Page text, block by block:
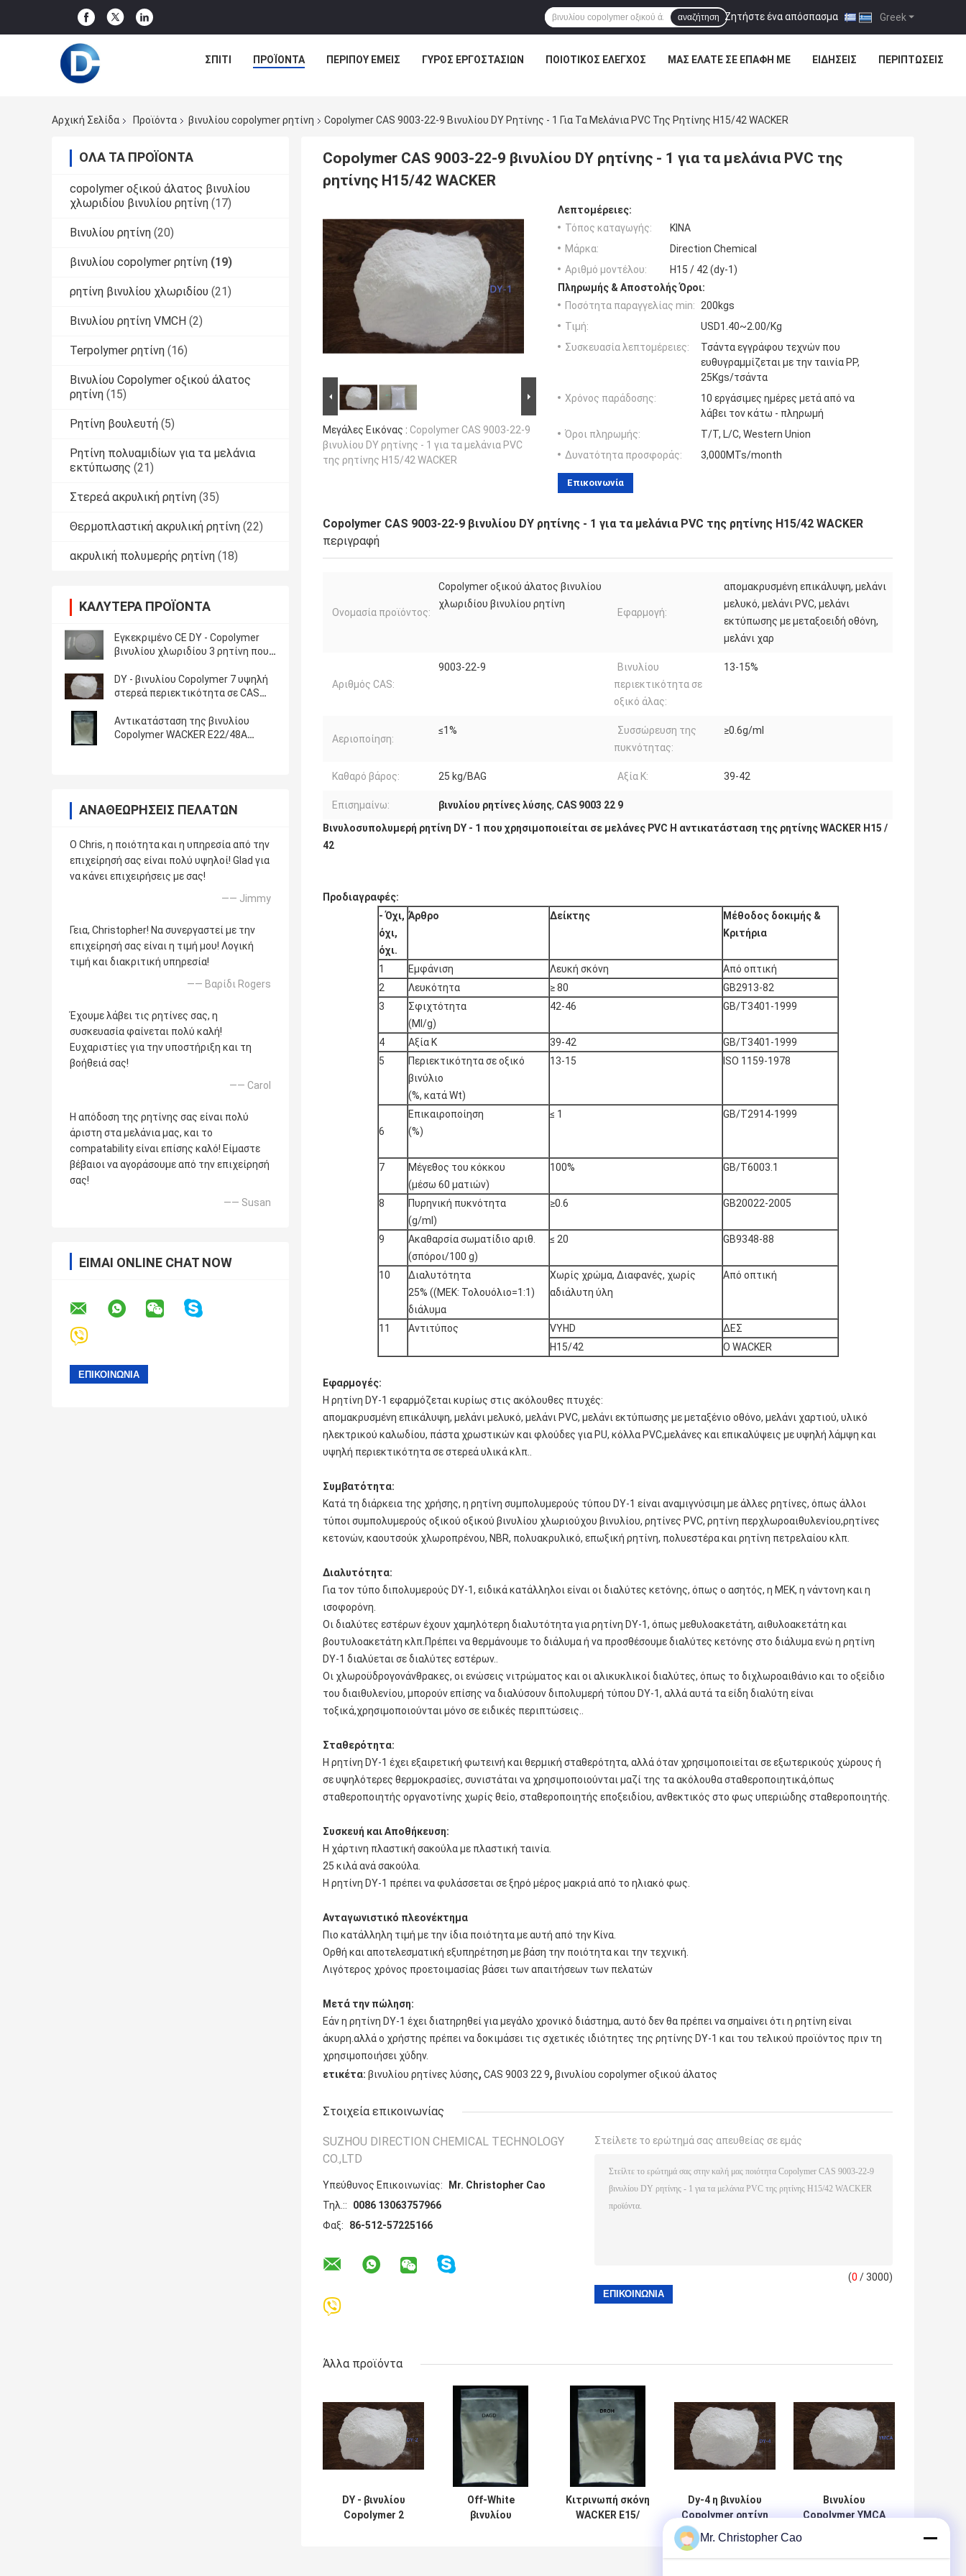
Greek
Ζητήστε ένα απόσπασμα |
αναζήτηση
ΣΠΊΤΙ ΠΡΟΪΌΝΤΑ ΠΕΡΊΠΟΥ ΕΜΕΊΣ ΓΎΡΟΣ ΕΡΓΟΣΤΑΣΊΩΝ ΠΟΙΟΤΙΚΌΣ ΈΛΕΓΧΟΣ ΜΑΣ ΕΛΆΤΕ ΣΕ ΕΠΑΦΉ ΜΕ ΕΙΔΉΣΕΙΣ ΠΕΡΙΠΤΏΣΕΙΣ
Αρχική Σελίδα Προϊόντα βινυλίου copolymer ρητίνη Copolymer CAS 9003-22-9 Βινυλίου DY Ρητίνης - 1 Για Τα Μελάνια PVC Της Ρητίνης H15/42 WACKER
ΌΛΑ ΤΑ ΠΡΟΪΌΝΤΑ
copolymer οξικού άλατος βινυλίου
χλωριδίου βινυλίου ρητίνη (17)
Βινυλίου ρητίνη (20)
βινυλίου copolymer ρητίνη (19)
ρητίνη βινυλίου χλωριδίου (21)
Βινυλίου ρητίνη VMCH (2)
Terpolymer ρητίνη (16)
Βινυλίου Copolymer οξικού άλατος
ρητίνη (15)
Ρητίνη βουλευτή (5)
Ρητίνη πολυαμιδίων για τα μελάνια
εκτύπωσης (21)
Στερεά ακρυλική ρητίνη (35)
Θερμοπλαστική ακρυλική ρητίνη (22)
ακρυλική πολυμερής ρητίνη (18)
ΚΑΛΎΤΕΡΑ ΠΡΟΪΌΝΤΑ
Εγκεκριμένο CE DY - Copolymer
βινυλίου χλωριδίου 3 ρητίνη που
CPVC και PVC
DY - βινυλίου Copolymer 7 υψηλή
στερεά περιεκτικότητα σε CAS
Αντικατάσταση της βινυλίου
Copolymer WACKER E22/48A
ΑΝΑΘΕΩΡΉΣΕΙΣ ΠΕΛΑΤΏΝ
Ο Chris, η ποιότητα και η υπηρεσία από την
επιχείρησή σας είναι πολύ υψηλοί! Glad για
να κάνει επιχειρήσεις με σας!
—— Jimmy
Γεια, Christopher! Να συνεργαστεί με την
επιχείρησή σας είναι η τιμή μου! Λογική
τιμή και διακριτική υπηρεσία!
—— Βαρίδι Rogers
Έχουμε λάβει τις ρητίνες σας, η
συσκευασία φαίνεται πολύ καλή!
Ευχαριστίες για την υποστήριξη και τη
βοήθειά σας!
—— Carol
Η απόδοση της ρητίνης σας είναι πολύ
άριστη στα μελάνια μας, και το
compatability είναι επίσης καλό! Είμαστε
βέβαιοι να αγοράσουμε από την επιχείρησή
σας!
—— Susan
ΕΊΜΑΙ ONLINE CHAT NOW
Copolymer CAS 9003-22-9 βινυλίου DY ρητίνης - 1 για τα μελάνια PVC της
ρητίνης H15/42 WACKER
Μεγάλες Εικόνας : Copolymer CAS 9003-22-9
βινυλίου DY ρητίνης - 1 για τα μελάνια PVC
της ρητίνης H15/42 WACKER
Λεπτομέρειες:
Τόπος καταγωγής:
ΚΙΝΑ
Μάρκα:
Direction Chemical
Αριθμό μοντέλου:
H15 / 42 (dy-1)
Πληρωμής & Αποστολής Όροι:
Ποσότητα παραγγελίας min: 200kgs
Τιμή:
USD1.40~2.00/Kg
Συσκευασία λεπτομέρειες:
Τσάντα εγγράφου τεχνών που
ευθυγραμμίζεται με την ταινία PP,
25Kgs/τσάντα
Χρόνος παράδοσης:
10 εργάσιμες ημέρες μετά από να
λάβει τον κάτω - πληρωμή
Όροι πληρωμής:
T/T, L/C, Western Union
Δυνατότητα προσφοράς:
3,000MTs/month
Επικοινωνία
Copolymer CAS 9003-22-9 βινυλίου DY ρητίνης - 1 για τα μελάνια PVC της ρητίνης H15/42 WACKER
περιγραφή
Ονομασία προϊόντος:
Copolymer οξικού άλατος βινυλίου
χλωριδίου βινυλίου ρητίνη
Εφαρμογή:
απομακρυσμένη επικάλυψη, μελάνι
μελυκό, μελάνι PVC, μελάνι
εκτύπωσης με μεταξοειδή οθόνη,
μελάνι χαρ
Αριθμός CAS:
9003-22-9
Βινυλίου
περιεκτικότητα σε
οξικό άλας:
13-15%
Αεριοποίηση:
≤1%
Συσσώρευση της
πυκνότητας:
≥0.6g/ml
Καθαρό βάρος: 25 kg/BAG Αξία K: 39-42
Επισημαίνω: βινυλίου ρητίνες λύσης, CAS 9003 22 9
Βινυλοσυπολυμερή ρητίνη DY - 1 που χρησιμοποιείται σε μελάνες PVC Η αντικατάσταση της ρητίνης WACKER H15 /
42
Προδιαγραφές:
- Όχι,
όχι,
όχι.
Άρθρο Δείκτης Μέθοδος δοκιμής &
Κριτήρια
1 Εμφάνιση Λευκή σκόνη
Από οπτική
2
Λευκότητα ≥ 80
GB2913-82
3
Σφιχτότητα
(Ml/g)
42-46 GB/T3401-1999
4 Αξία K 39-42
GB/T3401-1999
5
Περιεκτικότητα σε οξικό
βινύλιο
(%, κατά Wt)
13-15 ISO 1159-1978
6
Επικαιροποίηση
(%)
≤ 1 GB/T2914-1999
7
Μέγεθος του κόκκου
(μέσω 60 ματιών)
100% GB/T6003.1
8
Πυρηνική πυκνότητα
(g/ml)
≥0.6 GB20022-2005
9
Ακαθαρσία σωματίδιο αριθ.
(σπόροι/100 g)
≤ 20 GB9348-88
10
Διαλυτότητα
25% ((MEK: Τολουόλιο=1:1)
διάλυμα
Χωρίς χρώμα, Διαφανές, χωρίς
αδιάλυτη ύλη
Από οπτική
11 Αντιτύπος VYHD
ΔΕΣ
H15/42
Ο WACKER
Εφαρμογές:
Η ρητίνη DY-1 εφαρμόζεται κυρίως στις ακόλουθες πτυχές:
απομακρυσμένη επικάλυψη, μελάνι μελυκό, μελάνι PVC, μελάνι εκτύπωσης με μεταξένιο οθόνο, μελάνι χαρτιού, υλικό
ηλεκτρικού καλωδίου, πάστα χρωστικών και φλούδες για PU, κόλλα PVC,μελάνες και επικαλύψεις με υψηλή λάμψη και
υψηλή περιεκτικότητα σε στερεά υλικά κλπ..
Συμβατότητα:
Κατά τη διάρκεια της χρήσης, η ρητίνη συμπολυμερούς τύπου DY-1 είναι αναμιγνύσιμη με άλλες ρητίνες, όπως άλλοι
τύποι συμπολυμερούς οξικού οξικού βινυλίου χλωριούχου βινυλίου, ρητίνες PVC, ρητίνη περχλωροαιθυλενίου,ρητίνες
κετονών, καουτσούκ χλωροπρένου, NBR, πολυακρυλικό, επωξική ρητίνη, πολυεστέρα και ρητίνη πετρελαίου κλπ.
Διαλυτότητα:
Για τον τύπο διπολυμερούς DY-1, ειδικά κατάλληλοι είναι οι διαλύτες κετόνης, όπως ο ασητός, η MEK, η νάντονη και η
ισοφορόνη.
Οι διαλύτες εστέρων έχουν χαμηλότερη διαλυτότητα για ρητίνη DY-1, όπως μεθυλοακετάτη, αιθυλοακετάτη και
βουτυλοακετάτη κλπ.Πρέπει να θερμάνουμε το διάλυμα ή να προσθέσουμε διαλύτες κετόνης στο διάλυμα ενώ η ρητίνη
DY-1 διαλύεται σε διαλύτες εστέρων..
Οι χλωροϋδρογονάνθρακες, οι ενώσεις νιτρώματος και οι αλικυκλικοί διαλύτες, όπως το διχλωροαιθάνιο και το οξείδιο
του διαιθυλενίου, μπορούν επίσης να διαλύσουν διπολυμερή τύπου DY-1, αλλά αυτά τα είδη διαλύτη είναι
τοξικά,χρησιμοποιούνται μόνο σε ειδικές περιπτώσεις..
Σταθερότητα:
Η ρητίνη DY-1 έχει εξαιρετική φωτεινή και θερμική σταθερότητα, αλλά όταν χρησιμοποιείται σε εξωτερικούς χώρους ή
σε υψηλότερες θερμοκρασίες, συνιστάται να χρησιμοποιούνται μαζί της τα ακόλουθα σταθεροποιητικά,όπως
σταθεροποιητής οργανοτίνης χωρίς θείο, σταθεροποιητής εποξειδίου, ανθεκτικός στο φως υπεριώδης σταθεροποιητής.
Συσκευή και Αποθήκευση:
Η χάρτινη πλαστική σακούλα με πλαστική ταινία.
25 κιλά ανά σακούλα.
Η ρητίνη DY-1 πρέπει να φυλάσσεται σε ξηρό μέρος μακριά από το ηλιακό φως.
Ανταγωνιστικό πλεονέκτημα
Πιο κατάλληλη τιμή με την ίδια ποιότητα με αυτή από την Κίνα.
Ορθή και αποτελεσματική εξυπηρέτηση με βάση την ποιότητα και την τεχνική.
Λιγότερος χρόνος προετοιμασίας βάσει των απαιτήσεων των πελατών
Μετά την πώληση:
Εάν η ρητίνη DY-1 έχει διατηρηθεί για μεγάλο χρονικό διάστημα, αυτό δεν θα πρέπει να σημαίνει ότι η ρητίνη είναι
άκυρη.αλλά ο χρήστης πρέπει να δοκιμάσει τις σχετικές ιδιότητες της ρητίνης DY-1 και του τελικού προϊόντος πριν τη
χρησιμοποιήσει χύδην.
ετικέτα: βινυλίου ρητίνες λύσης, CAS 9003 22 9, βινυλίου copolymer οξικού άλατος
Στοιχεία επικοινωνίας
SUZHOU DIRECTION CHEMICAL TECHNOLOGY
CO.,LTD
Υπεύθυνος Επικοινωνίας:
Mr. Christopher Cao
Τηλ.::
0086 13063757966
Φαξ:
86-512-57225166
Στείλετε το ερώτημά σας απευθείας σε εμάς
(0 / 3000)
Άλλα προϊόντα
DY - βινυλίου
Copolymer 2
Off-White
βινυλίου
Κιτρινωπή σκόνη
WACKER E15/
Dy-4 η βινυλίου
Copolymer ρητίνη
εφάρμοσε στη
μαγνητική κάρτα
την
Βινυλίου
Copolymer YMCA
χρησιμοποιούνται
στο βερνίκι
Mr. Christopher Cao